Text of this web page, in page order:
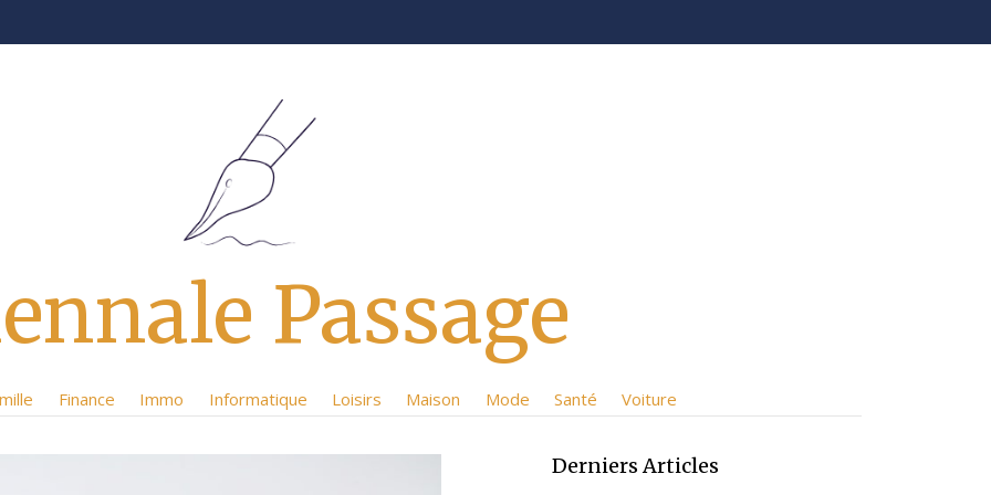
Passage
Finance Immo Informatique Loisirs Maison Mode Santé Voiture
Derniers Articles